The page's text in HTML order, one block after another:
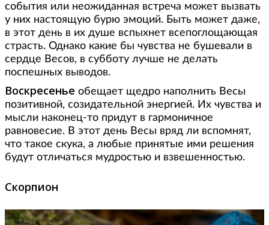
события или неожиданная встреча может вызвать
у них настоящую бурю эмоций. Быть может даже,
в этот день в их душе вспыхнет всепоглощающая
страсть. Однако какие бы чувства не бушевали в
сердце Весов, в субботу лучше не делать
поспешных выводов.
Воскресенье обещает щедро наполнить Весы
позитивной, созидательной энергией. Их чувства и
мысли наконец-то придут в гармоничное
равновесие. В этот день Весы вряд ли вспомнят,
что такое скука, а любые принятые ими решения
будут отличаться мудростью и взвешенностью.
Скорпион